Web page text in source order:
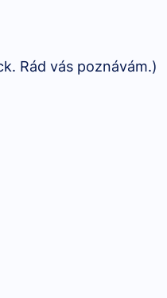
Rád vás poznávám.)